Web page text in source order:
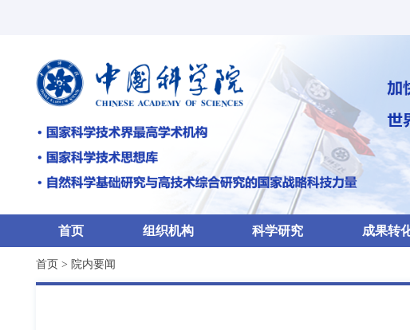
首页 组织机构 科学研究 成果转
首页 > 院内要闻